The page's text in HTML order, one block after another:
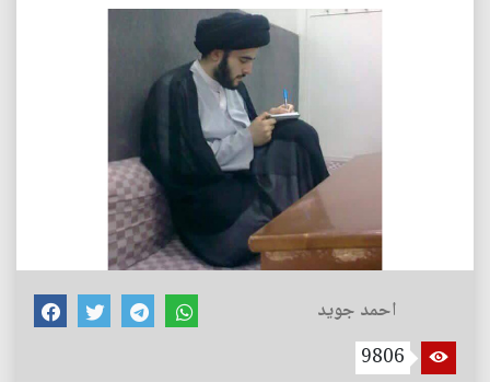
احمد جويد
9806